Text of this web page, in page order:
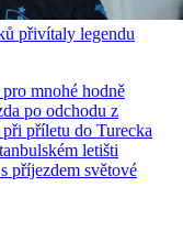
přivítaly legendu
mnohé hodně
po odchodu z
příletu do Turecka
letišti
příjezdem světové